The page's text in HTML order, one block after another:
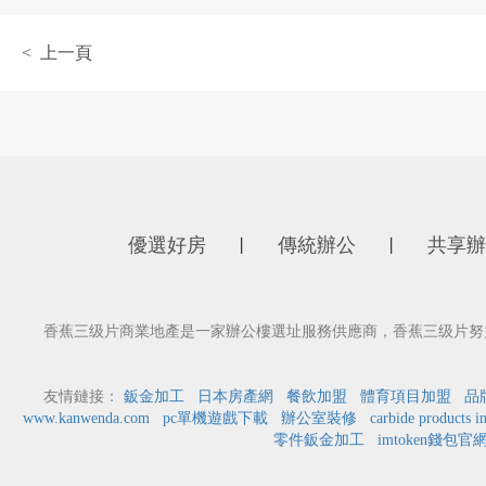
< 上一頁
優選好房 傳統辦公 共享
香蕉三级片商業地產是一家辦公樓選址服務供應商，香蕉三级片
友情鏈接： 鈑金加工 日本房產網 餐飲加盟 體育項目加盟
品
www.kanwenda.com
pc單機遊戲下載 辦公室裝修
carbide products
零件鈑金加工
imtoken錢包官